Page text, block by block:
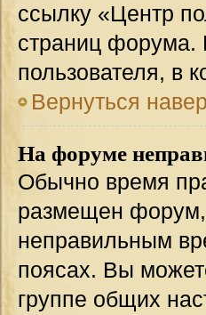
ссылку «Центр
страниц форума.
пользователя, в
Вернуться
На форуме
Обычно время
размещен форум,
неправильным
поясах. Вы
группе общих